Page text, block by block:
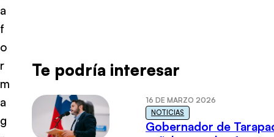
a
f
o
r
m
a
g
Te podría interesar
16 DE MARZO 2026
NOTICIAS
Gobernador de